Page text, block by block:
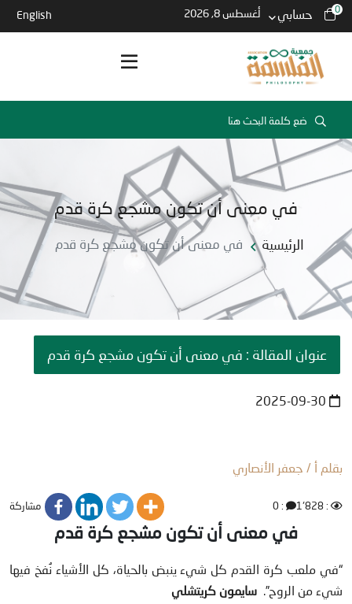
0 حسابي أغسطس 8, 2026 English
في معنى أن تكون مشجع كرة قدم
الرئيسية في معنى أن تكون مشجع كرة قدم
عنوان المقالة : في معنى أن تكون مشجع كرة قدم
بقلم أ / جعفر الأنصاري
: 1٬828 : 0 مشاركة
في معنى أن تكون مشجع كرة قدم
“في ملعب كرة القدم كل شيء ينبض بالحياة، كل الأشياء نُفخ فيها
شيء من الروح”. سايمون كريتشلي